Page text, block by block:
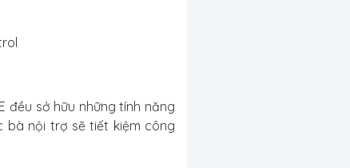
đều sở hữu những tính năng
bà nội trợ sẽ tiết kiệm công